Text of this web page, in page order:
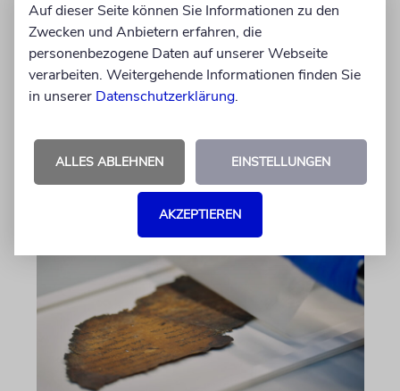
Bedrohlich aktuell
Ein Forschungsprojekt von NS-Dokuzentrum
und Lenbachhaus untersucht, wie völkische
Gedanken vor dem Ersten Weltkrieg wirkten
von Luis Gruhler
Auf dieser Seite können Sie Informationen zu den
Zwecken und Anbietern erfahren, die
personenbezogene Daten auf unserer Webseite
verarbeiten. Weitergehende Informationen finden Sie
in unserer Datenschutzerklärung.
ALLES ABLEHNEN EINSTELLUNGEN
AKZEPTIEREN